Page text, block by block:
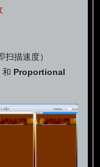
扫描速度）
和 Proportional